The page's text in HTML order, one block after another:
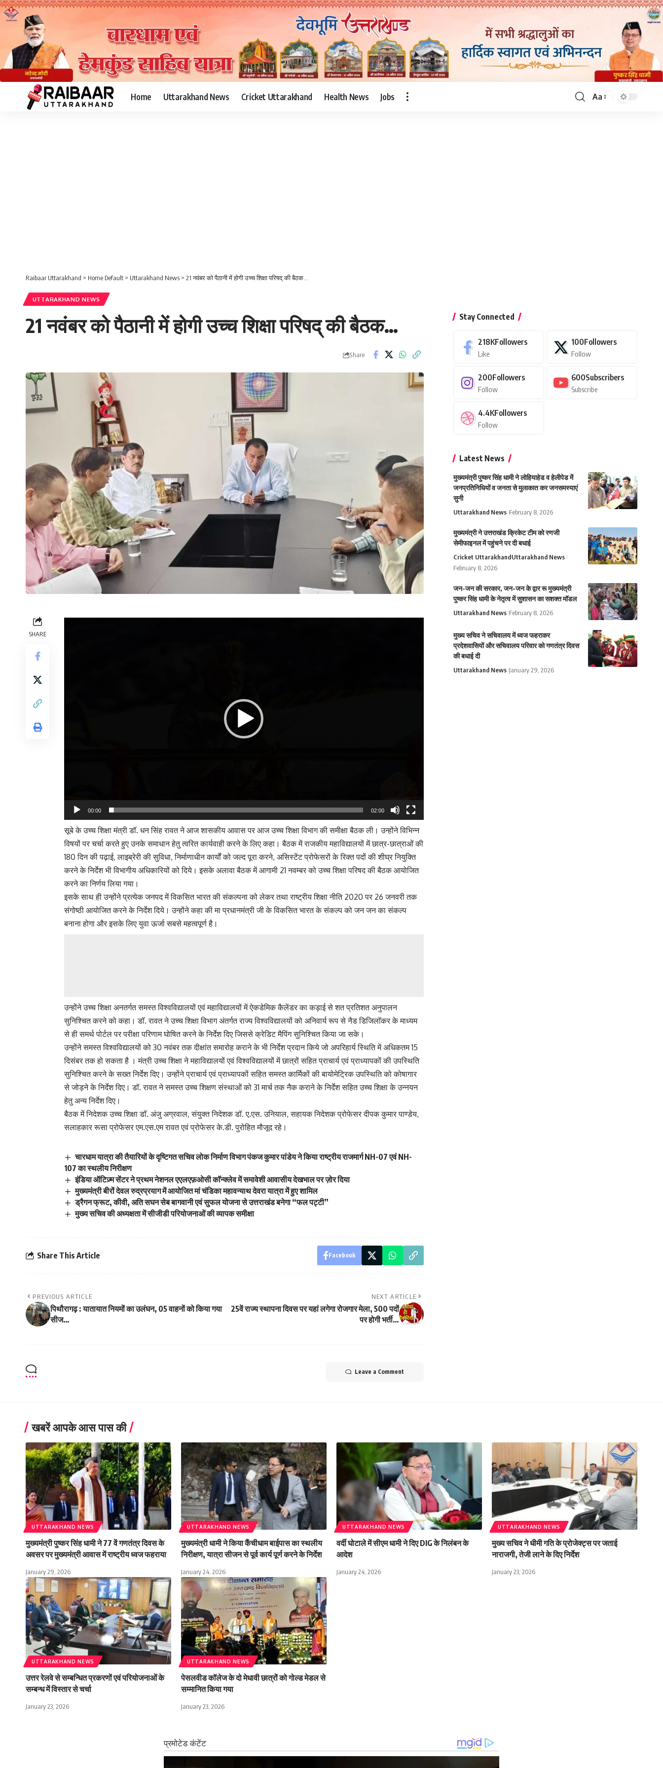
Home Uttarakhand News Cricket Uttarakhand Health News Jobs
Font
Aa
Raibaar Uttarakhand > Home Default > Uttarakhand News > 21 नवंबर को पैठानी में होगी उच्च शिक्षा परिषद् की बैठक…
UTTARAKHAND NEWS
21 नवंबर को पैठानी में होगी उच्च शिक्षा परिषद् की बैठक…
Share
SHARE
00:00 02:00
सूबे के उच्च शिक्षा मंत्री डॉ. धन सिंह रावत ने आज शासकीय आवास पर आज उच्च शिक्षा विभाग की समीक्षा बैठक ली। उन्होंने विभिन्न
विषयों पर चर्चा करते हुए उनके समाधान हेतु त्वरित कार्यवाही करने के लिए कहा। बैठक में राजकीय महाविद्यालयों में छात्र-छात्राओं की
180 दिन की पढ़ाई, लाइब्रेरी की सुविधा, निर्माणाधीन कार्यों को जल्द पूरा करने, असिस्टेंट प्रोफेसरों के रिक्त पदों की शीघ्र नियुक्ति
करने के निर्देश भी विभागीय अधिकारियों को दिये। इसके अलावा बैठक में आगामी 21 नवम्बर को उच्च शिक्षा परिषद की बैठक आयोजित
करने का निर्णय लिया गया।
इसके साथ ही उन्होंने प्रत्येक जनपद में विकसित भारत की संकल्पना को लेकर तथा राष्ट्रीय शिक्षा नीति 2020 पर 26 जनवरी तक
संगोष्ठी आयोजित करने के निर्देश दिये। उन्होंने कहा की मा प्रधानमंत्री जी के विकसित भारत के संकल्प को जन जन का संकल्प
बनाना होगा और इसके लिए युवा ऊर्जा सबसे महत्वपूर्ण है।
उन्होंने उच्च शिक्षा अनतर्गत समस्त विश्वविद्यालयों एवं महाविद्यालयों में ऐकडेमिक कैलेंडर का कड़ाई से शत प्रतिशत अनुपालन
सुनिश्चित करने को कहा। डॉ. रावत ने उच्च शिक्षा विभाग अंतर्गत राज्य विश्वविद्यालयों को अनिवार्य रूप से नैड डिजिलॉकर के माध्यम
से ही समर्थ पोर्टल पर परीक्षा परिणाम घोषित करने के निर्देश दिए जिससे क्रेडिट मैपिंग सुनिश्चित किया जा सके।
उन्होंने समस्त विश्वविद्यालयों को 30 नवंबर तक दीक्षांत समारोह कराने के भी निर्देश प्रदान किये जो अपरिहार्य स्थिति में अधिकतम 15
दिसंबर तक हो सकता है । मंत्री उच्च शिक्षा ने महाविद्यालयों एवं विश्वविद्यालयों में छात्रों सहित प्राचार्य एवं प्राध्यापकों की उपस्थिति
सुनिश्चित करने के सख्त निर्देश दिए। उन्होंने प्राचार्य एवं प्राध्यापकों सहित समस्त कार्मिकों की बायोमेट्रिक उपस्थिति को कोषागार
से जोड़ने के निर्देश दिए। डॉ. रावत ने समस्त उच्च शिक्षण संस्थाओं को 31 मार्च तक नैक कराने के निर्देश सहित उच्च शिक्षा के उन्नयन
हेतु अन्य निर्देश दिए।
बैठक में निदेशक उच्च शिक्षा डॉ. अंजु अग्रवाल, संयुक्त निदेशक डॉ. ए.एस. उनियाल, सहायक निदेशक प्रोफेसर दीपक कुमार पाण्डेय,
सलाहकार रूसा प्रोफेसर एम.एस.एम रावत एवं प्रोफेसर के.डी. पुरोहित मौजूद रहे।
चारधाम यात्रा की तैयारियों के दृष्टिगत सचिव लोक निर्माण विभाग पंकज कुमार पांडेय ने किया राष्ट्रीय राजमार्ग NH-07 एवं NH-
107 का स्थलीय निरीक्षण
इंडिया ऑटिज़्म सेंटर ने प्रथम नेशनल एएलएफ़ओसी कॉन्क्लेव में समावेशी आवासीय देखभाल पर ज़ोर दिया
मुख्यमंत्री बीरों देवल रुद्रप्रयाग में आयोजित मां चंडिका महावन्याथ देवरा यात्रा में हुए शामिल
ड्रैगन फ्रूट, कीवी, अति सघन सेब बागवानी एवं सुफल योजना से उत्तराखंड बनेगा “फल पट्टी”
मुख्य सचिव की अध्यक्षता में सीजीडी परियोजनाओं की व्यापक समीक्षा
Share This Article Facebook
PREVIOUS ARTICLE
पिथौरागढ़ : यातायात नियमों का उलंघन, 05 वाहनों को किया गया
सीज…
NEXT ARTICLE
25वें राज्य स्थापना दिवस पर यहां लगेगा रोजगार मेला, 500 पदों
पर होगी भर्ती…
Leave a Comment
Stay Connected
218KFollowers
Like
100Followers
Follow
200Followers
Follow
600Subscribers
Subscribe
4.4KFollowers
Follow
Latest News
मुख्यमंत्री पुष्कर सिंह धामी ने लोहियाहेड व हेलीपेड में
जनप्रतिनिधियों व जनता से मुलाकात कर जनसमस्याएं
सुनी
Uttarakhand News February 8, 2026
मुख्यमंत्री ने उत्तराखंड क्रिकेट टीम को रणजी
सेमीफाइनल में पहुंचने पर दी बधाई
Cricket UttarakhandUttarakhand News
February 8, 2026
जन-जन की सरकार, जन-जन के द्वार रू मुख्यमंत्री
पुष्कर सिंह धामी के नेतृत्व में सुशासन का सशक्त मॉडल
Uttarakhand News February 8, 2026
मुख्य सचिव ने सचिवालय में ध्वज फहराकर
प्रदेशवासियों और सचिवालय परिवार को गणतंत्र दिवस
की बधाई दी
Uttarakhand News January 29, 2026
खबरें आपके आस पास की
UTTARAKHAND NEWS
मुख्यमंत्री पुष्कर सिंह धामी ने 77 वें गणतंत्र दिवस के
अवसर पर मुख्यमंत्री आवास में राष्ट्रीय ध्वज फहराया
January 29, 2026
UTTARAKHAND NEWS
मुख्यमंत्री धामी ने किया कैंचीधाम बाईपास का स्थलीय
निरीक्षण, यात्रा सीजन से पूर्व कार्य पूर्ण करने के निर्देश
January 24, 2026
UTTARAKHAND NEWS
वर्दी घोटाले में सीएम धामी ने दिए DIG के निलंबन के
आदेश
January 24, 2026
UTTARAKHAND NEWS
मुख्य सचिव ने धीमी गति के प्रोजेक्ट्स पर जताई
नाराजगी, तेजी लाने के दिए निर्देश
January 23, 2026
UTTARAKHAND NEWS
उत्तर रेलवे से सम्बन्धित प्रकरणों एवं परियोजनाओं के
सम्बन्ध में विस्तार से चर्चा
January 23, 2026
UTTARAKHAND NEWS
पेसलवीड कॉलेज के दो मेधावी छात्रों को गोल्ड मेडल से
सम्मानित किया गया
January 23, 2026